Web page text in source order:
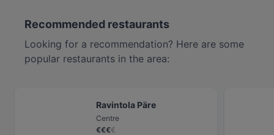
Recommended restaurants
Looking for a recommendation? Here are some
popular restaurants in the area:
Ravintola Päre
Centre
€€€€